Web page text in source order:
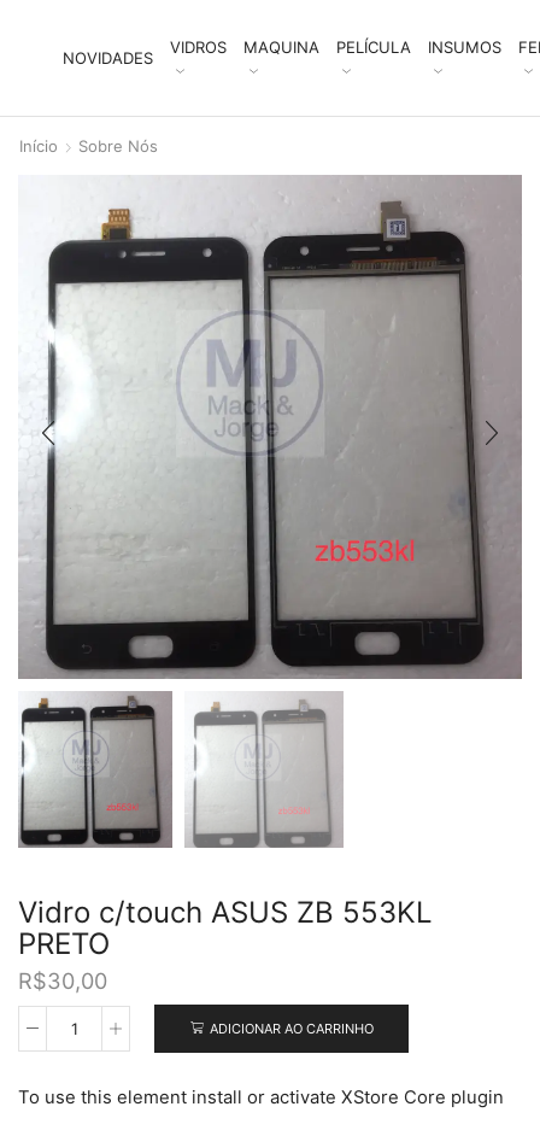
NOVIDADES
VIDROS MAQUINA PELÍCULA INSUMOS
Início Sobre Nós
Vidro c/touch ASUS ZB 553KL
PRETO
R$30,00
Vidro
ZB
ADICIONAR AO CARRINHO
To use this element install or activate XStore Core plugin